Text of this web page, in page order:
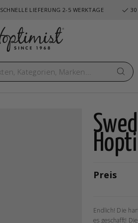
SCHNELLE LIEFERUNG 2-5 WERKTAGE 30
Preis
Endlich! Die
es geschafft!